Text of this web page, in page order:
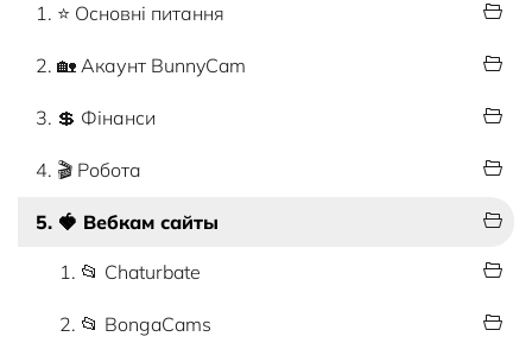
1. ⭐ Основні питання
2. 🏡 Акаунт BunnyCam
3. 💲 Фінанси
4. 🎬 Робота
5. 🍓 Вебкам сайты
1. 📂 Chaturbate
2. 📂 BongaCams